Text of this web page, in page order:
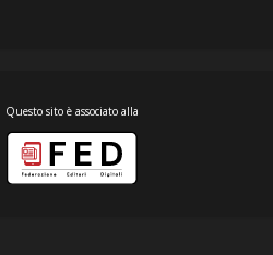
Questo sito è associato alla